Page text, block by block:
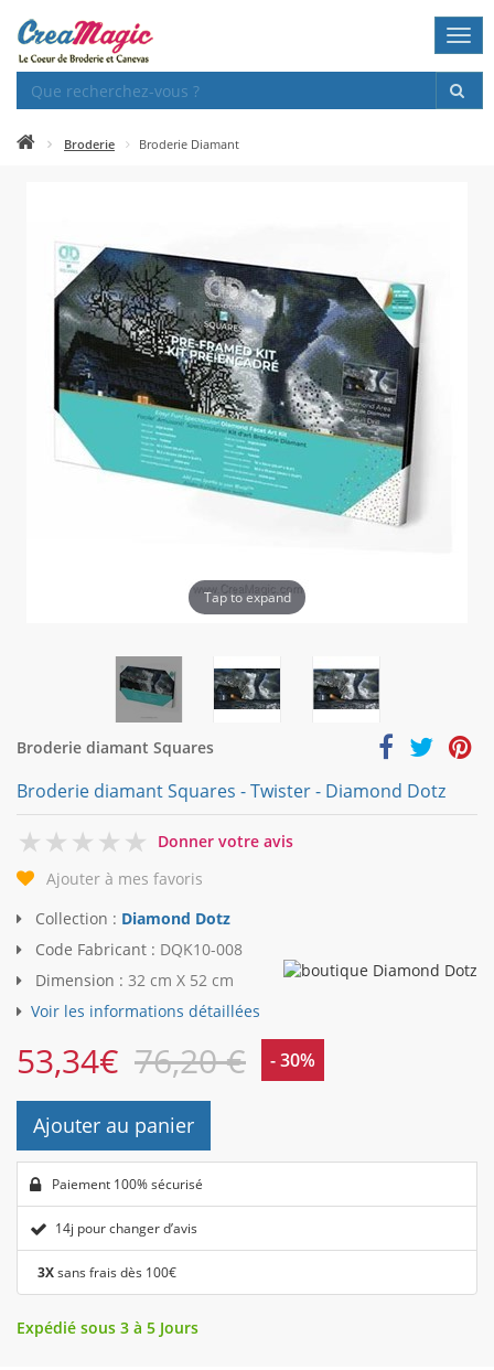
Broderie Broderie Diamant
Tap to expand
Broderie diamant Squares
Broderie diamant Squares - Twister - Diamond Dotz
0
Donner votre avis
Ajouter à mes favoris
Collection : Diamond Dotz
Code Fabricant : DQK10-008
Dimension : 32 cm X 52 cm
Voir les informations détaillées
53,34€ 76,20 € - 30%
Ajouter au panier
Paiement 100% sécurisé
14j pour changer d’avis
3Xsans frais dès 100€
Expédié sous 3 à 5 Jours